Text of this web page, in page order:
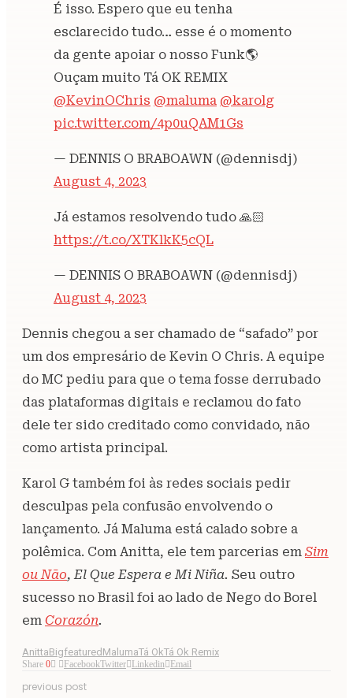
É isso. Espero que eu tenha
esclarecido tudo… esse é o momento
da gente apoiar o nosso Funk🌎
Ouçam muito Tá OK REMIX
@KevinOChris @maluma @karolg
pic.twitter.com/4p0uQAM1Gs
— DENNIS O BRABOAWN (@dennisdj)
August 4, 2023
Já estamos resolvendo tudo 🙏🏻
https://t.co/XTKlkK5cQL
— DENNIS O BRABOAWN (@dennisdj)
August 4, 2023
Dennis chegou a ser chamado de “safado” por
um dos empresário de Kevin O Chris. A equipe
do MC pediu para que o tema fosse derrubado
das plataformas digitais e reclamou do fato
dele ter sido creditado como convidado, não
como artista principal.
Karol G também foi às redes sociais pedir
desculpas pela confusão envolvendo o
lançamento. Já Maluma está calado sobre a
polêmica. Com Anitta, ele tem parcerias em Sim
ou Não, El Que Espera e Mi Niña. Seu outro
sucesso no Brasil foi ao lado de Nego do Borel
em Corazón.
AnittaBigfeatured MalumaTá OkTá Ok Remix
Share 0 FacebookTwitter Linkedin Email
previous post